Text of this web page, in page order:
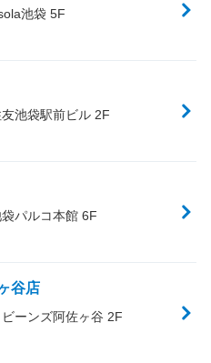
池袋 5F
友池袋駅前ビル 2F
パルコ本館 6F
谷店
ーンズ阿佐ヶ谷 2F